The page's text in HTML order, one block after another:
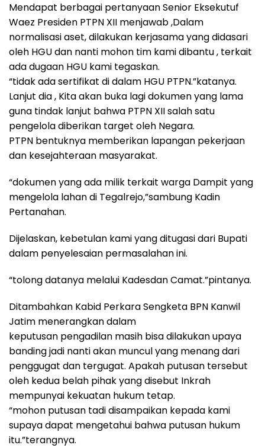
Mendapat berbagai pertanyaan Senior Eksekutuf
Waez Presiden PTPN XII menjawab ,Dalam
normalisasi aset, dilakukan kerjasama yang didasari
oleh HGU dan nanti mohon tim kami dibantu , terkait
ada dugaan HGU kami tegaskan.
“tidak ada sertifikat di dalam HGU PTPN.”katanya.
Lanjut dia , Kita akan buka lagi dokumen yang lama
guna tindak lanjut bahwa PTPN XII salah satu
pengelola diberikan target oleh Negara.
PTPN bentuknya memberikan lapangan pekerjaan
dan kesejahteraan masyarakat‎.
“dokumen yang ada milik terkait warga Dampit yang
mengelola lahan di Tegalrejo,”sambung Kadin
Pertanahan.
Dijelaskan, kebetulan kami yang ditugasi dari Bupati
dalam penyelesaian permasalahan ini.
“tolong datanya melalui Kadesdan Camat.”pintanya.
Ditambahkan Kabid Perkara Sengketa BPN Kanwil
Jatim menerangkan dalam
keputusan pengadilan masih bisa dilakukan upaya
banding jadi nanti akan muncul yang menang dari
penggugat dan tergugat. Apakah putusan tersebut
oleh kedua belah pihak yang disebut Inkrah
mempunyai kekuatan hukum tetap.
“mohon putusan tadi disampaikan kepada kami
supaya dapat mengetahui bahwa putusan hukum
itu.”terangnya.